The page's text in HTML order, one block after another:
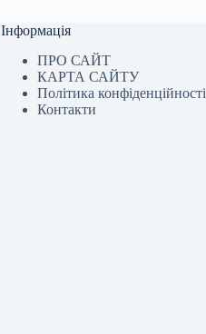
Інформація
ПРО САЙТ
КАРТА САЙТУ
Політика конфіденційності
Контакти